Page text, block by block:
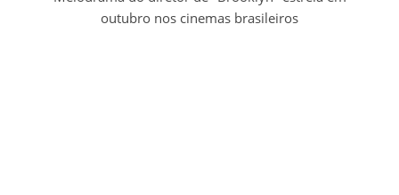
outubro nos cinemas brasileiros